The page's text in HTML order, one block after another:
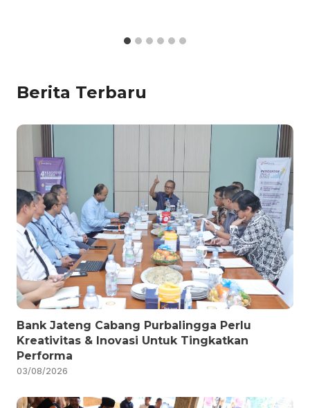
Berita Terbaru
Bank Jateng Cabang Purbalingga Perlu
Kreativitas & Inovasi Untuk Tingkatkan
Performa
03/08/2026